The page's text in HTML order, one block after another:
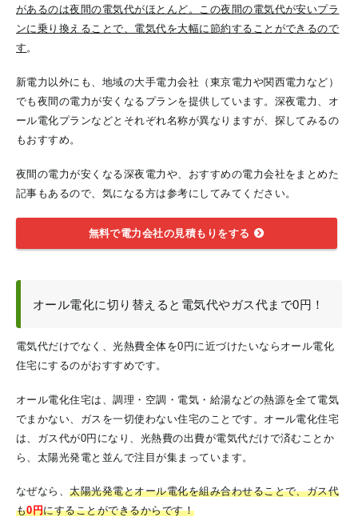
があるのは夜間の電気代がほとんど。この夜間の電気代が安いプラ
ンに乗り換えることで、電気代を大幅に節約することができるので
す。
新電力以外にも、地域の大手電力会社（東京電力や関西電力など）
でも夜間の電力が安くなるプランを提供しています。深夜電力、オ
ール電化プランなどとそれぞれ名称が異なりますが、探してみるの
もおすすめ。
夜間の電力が安くなる深夜電力や、おすすめの電力会社をまとめた
記事もあるので、気になる方は参考にしてみてください。
無料で電力会社の見積もりをする
オール電化に切り替えると電気代やガス代まで0円！
電気代だけでなく、光熱費全体を0円に近づけたいならオール電化
住宅にするのがおすすめです。
オール電化住宅は、調理・空調・電気・給湯などの熱源を全て電気
でまかない、ガスを一切使わない住宅のことです。オール電化住宅
は、ガス代が0円になり、光熱費の出費が電気代だけで済むことか
ら、太陽光発電と並んで注目が集まっています。
なぜなら、太陽光発電とオール電化を組み合わせることで、ガス代
も0円にすることができるからです！